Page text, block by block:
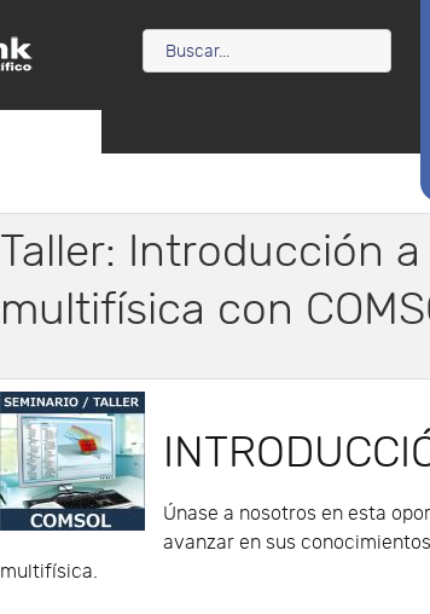
Taller: Introducción
multifísica con
Únase a nosotros en esta
avanzar en sus
multifísica.